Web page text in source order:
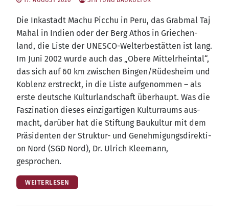
Die Inka­stadt Machu Pic­chu in Peru, das Grab­mal Taj
Mahal in Indi­en oder der Berg Athos in Grie­chen­
land, die Lis­te der UNESCO-Welt­erbe­stät­ten ist lang.
Im Juni 2002 wur­de auch das „Obe­re Mit­tel­rhein­tal“,
das sich auf 60 km zwi­schen Bingen/​Rüdesheim und
Koblenz erstreckt, in die Lis­te auf­ge­nom­men – als
ers­te deut­sche Kul­tur­land­schaft über­haupt. Was die
Fas­zi­na­ti­on die­ses ein­zig­ar­ti­gen Kul­tur­raums aus­
macht, dar­über hat die Stif­tung Bau­kul­tur mit dem
Prä­si­den­ten der Struk­tur- und Geneh­mi­gungs­di­rek­ti­
on Nord (SGD Nord), Dr. Ulrich Klee­mann,
gesprochen.
WEITERLESEN